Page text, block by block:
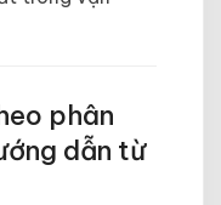
phân
dẫn từ